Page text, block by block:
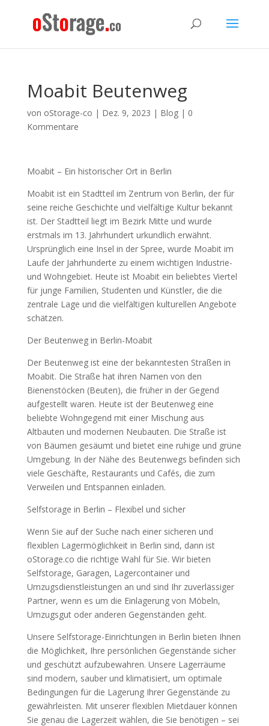
Moabit Beutenweg
von oStorage-co | Dez. 9, 2023 | Blog| 0
Kommentare
Moabit – Ein historischer Ort in Berlin
Moabit ist ein Stadtteil im Zentrum von Berlin, der für
seine reiche Geschichte und vielfältige Kultur bekannt
ist. Der Stadtteil liegt im Bezirk Mitte und wurde
erstmals im 13. Jahrhundert urkundlich erwähnt.
Ursprünglich eine Insel in der Spree, wurde Moabit im
Laufe der Jahrhunderte zu einem wichtigen Industrie-
und Wohngebiet. Heute ist Moabit ein beliebtes Viertel
für junge Familien, Studenten und Künstler, die die
zentrale Lage und die vielfältigen kulturellen Angebote
schätzen.
Der Beutenweg in Berlin-Moabit
Der Beutenweg ist eine der bekanntesten Straßen in
Moabit. Die Straße hat ihren Namen von den
Bienenstöcken (Beuten), die früher in der Gegend
aufgestellt waren. Heute ist der Beutenweg eine
beliebte Wohngegend mit einer Mischung aus
Altbauten und modernen Neubauten. Die Straße ist
von Bäumen gesäumt und bietet eine ruhige und grüne
Umgebung. In der Nähe des Beutenwegs befinden sich
viele Geschäfte, Restaurants und Cafés, die zum
Verweilen und Entspannen einladen.
Selfstorage in Berlin – Flexibel und sicher
Wenn Sie auf der Suche nach einer sicheren und
flexiblen Lagermöglichkeit in Berlin sind, dann ist
oStorage.co die richtige Wahl für Sie. Wir bieten
Selfstorage, Garagen, Lagercontainer und
Umzugsdienstleistungen an und sind Ihr zuverlässiger
Partner, wenn es um die Einlagerung von Möbeln,
Umzugsgut oder anderen Gegenständen geht.
Unsere Selfstorage-Einrichtungen in Berlin bieten Ihnen
die Möglichkeit, Ihre persönlichen Gegenstände sicher
und geschützt aufzubewahren. Unsere Lagerräume
sind modern, sauber und klimatisiert, um optimale
Bedingungen für die Lagerung Ihrer Gegenstände zu
gewährleisten. Mit unserer flexiblen Mietdauer können
Sie genau die Lagerzeit wählen, die Sie benötigen – sei